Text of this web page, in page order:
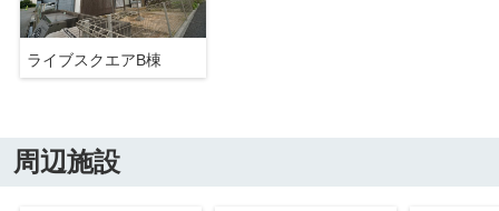
ライブスクエアB棟
周辺施設